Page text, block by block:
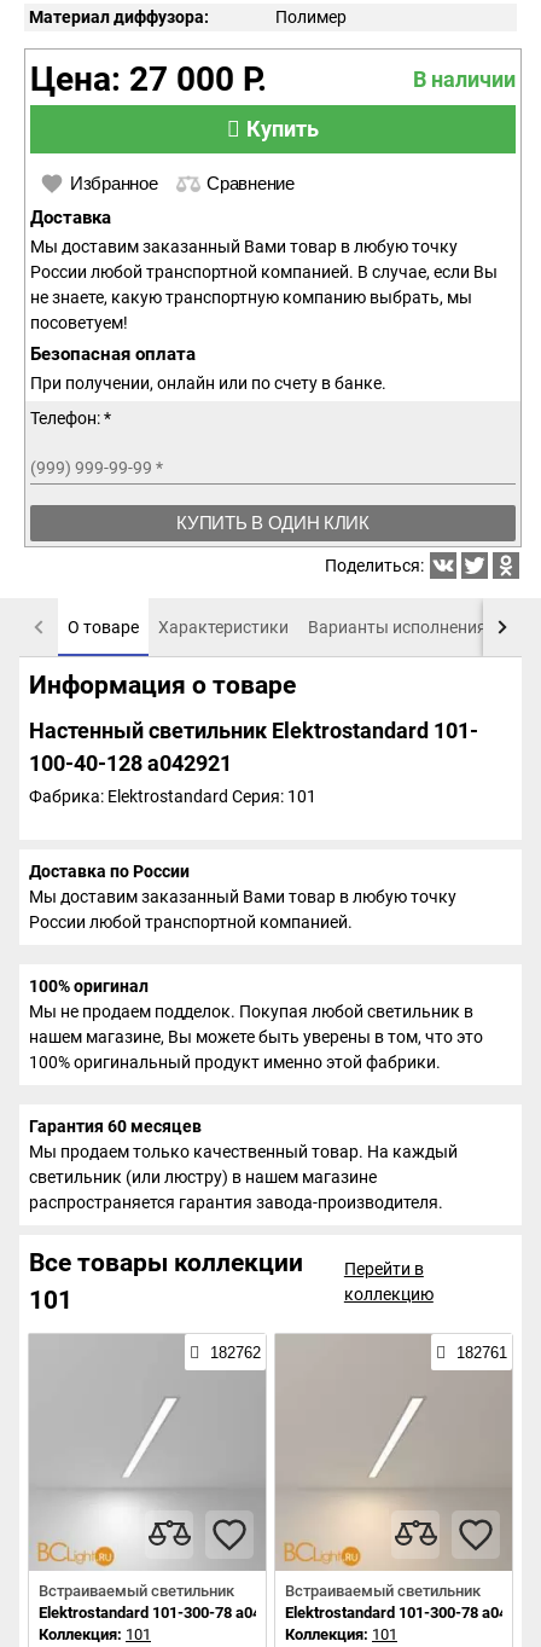
Материал диффузора:
Полимер
Цена: 27 000 Р.
В наличии
Купить
Избранное Сравнение
Доставка
Мы доставим заказанный Вами товар в любую точку
России любой транспортной компанией. В случае, если Вы
не знаете, какую транспортную компанию выбрать, мы
посоветуем!
Безопасная оплата
При получении, онлайн или по счету в банке.
Телефон: *
(999) 999-99-99 *
КУПИТЬ В ОДИН КЛИК
Поделиться:
О товаре Характеристики Варианты исполнения
Информация о товаре
Настенный светильник Elektrostandard 101-
100-40-128 a042921
Фабрика: Elektrostandard Серия: 101
Доставка по России
Мы доставим заказанный Вами товар в любую точку
России любой транспортной компанией.
100% оригинал
Мы не продаем подделок. Покупая любой светильник в
нашем магазине, Вы можете быть уверены в том, что это
100% оригинальный продукт именно этой фабрики.
Гарантия 60 месяцев
Мы продаем только качественный товар. На каждый
светильник (или люстру) в нашем магазине
распространяется гарантия завода-производителя.
Все товары коллекции
101
Перейти в
коллекцию
182762
Встраиваемый светильник
Elektrostandard 101-300-78 a041467
Коллекция: 101
182761
Встраиваемый светильник
Elektrostandard 101-300-78 a041466
Коллекция: 101